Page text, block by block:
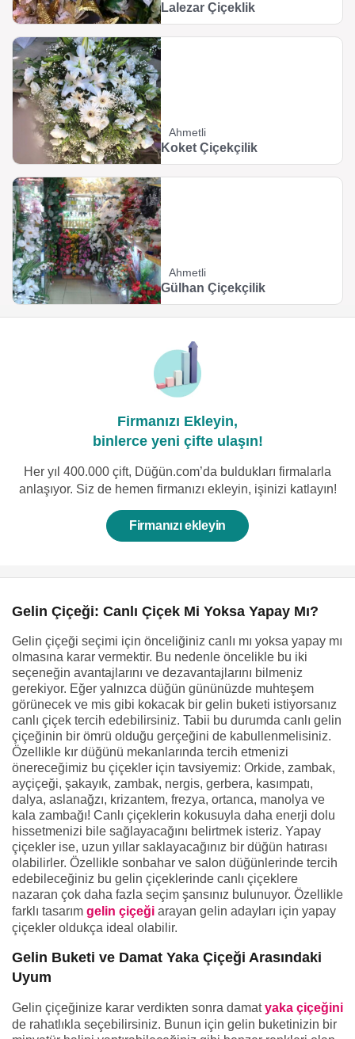
Lalezar Çiçeklik
Ahmetli
Koket Çiçekçilik
Ahmetli
Gülhan Çiçekçilik
Firmanızı Ekleyin,
binlerce yeni çifte ulaşın!
Her yıl 400.000 çift, Düğün.com’da buldukları firmalarla
anlaşıyor. Siz de hemen firmanızı ekleyin, işinizi katlayın!
Firmanızı ekleyin
Gelin Çiçeği: Canlı Çiçek Mi Yoksa Yapay Mı?
Gelin çiçeği seçimi için önceliğiniz canlı mı yoksa yapay mı
olmasına karar vermektir. Bu nedenle öncelikle bu iki
seçeneğin avantajlarını ve dezavantajlarını bilmeniz
gerekiyor. Eğer yalnızca düğün gününüzde muhteşem
görünecek ve mis gibi kokacak bir gelin buketi istiyorsanız
canlı çiçek tercih edebilirsiniz. Tabii bu durumda canlı gelin
çiçeğinin bir ömrü olduğu gerçeğini de kabullenmelisiniz.
Özellikle kır düğünü mekanlarında tercih etmenizi
önereceğimiz bu çiçekler için tavsiyemiz: Orkide, zambak,
ayçiçeği, şakayık, zambak, nergis, gerbera, kasımpatı,
dalya, aslanağzı, krizantem, frezya, ortanca, manolya ve
kala zambağı! Canlı çiçeklerin kokusuyla daha enerji dolu
hissetmenizi bile sağlayacağını belirtmek isteriz. Yapay
çiçekler ise, uzun yıllar saklayacağınız bir düğün hatırası
olabilirler. Özellikle sonbahar ve salon düğünlerinde tercih
edebileceğiniz bu gelin çiçeklerinde canlı çiçeklere
nazaran çok daha fazla seçim şansınız bulunuyor. Özellikle
farklı tasarım gelin çiçeği arayan gelin adayları için yapay
çiçekler oldukça ideal olabilir.
Gelin Buketi ve Damat Yaka Çiçeği Arasındaki
Uyum
Gelin çiçeğinize karar verdikten sonra damatyaka çiçeğini
de rahatlıkla seçebilirsiniz. Bunun için gelin buketinizin bir